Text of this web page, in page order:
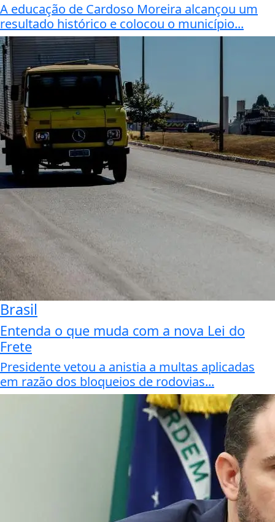
A educação de Cardoso Moreira alcançou um
resultado histórico e colocou o município...
Brasil
Entenda o que muda com a nova Lei do
Frete
Presidente vetou a anistia a multas aplicadas
em razão dos bloqueios de rodovias...